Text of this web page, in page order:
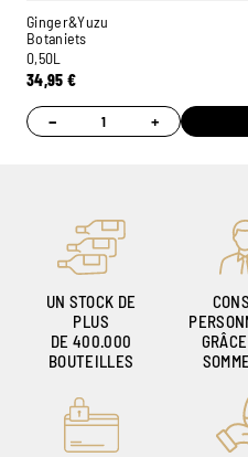
Ginger&Yuzu
Botaniets
0,50L
34,95€
− +
UN STOCK DE
PLUS
DE 400.000
BOUTEILLES
Ambroise, Votre
Disponible pour vous